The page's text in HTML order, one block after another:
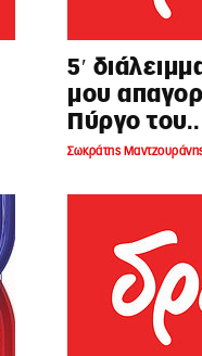
5′
μου
Πύργο
Σωκράτης